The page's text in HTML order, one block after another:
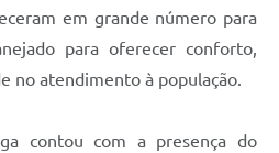
em grande número para
para oferecer conforto,
no atendimento à população.
contou com a presença do